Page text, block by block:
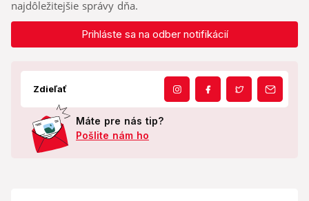
najdôležitejšie správy dňa.
Prihláste sa na odber notifikácií
Zdieľať
Máte pre nás tip?
Pošlite nám ho